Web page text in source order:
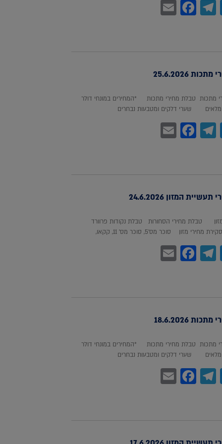
Twitter
Telegram
Facebook
Email
25.6.2026
מתכות טבלת מחירי מתכות *המחירים במונחי דולר
שערי דלקים ומטבעות נבחרים
Twitter
Telegram
Facebook
Email
המזון 24.6.2026
טבלת מחירי הסחורות טבלת נקודות פרוורד
מזון סוכר מס'5, סוכר מס' 11, קקאו,
Twitter
Telegram
Facebook
Email
18.6.2026
מתכות טבלת מחירי מתכות *המחירים במונחי דולר
שערי דלקים ומטבעות נבחרים
Twitter
Telegram
Facebook
Email